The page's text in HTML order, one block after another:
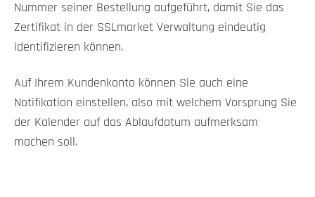
Nummer seiner Bestellung aufgeführt, damit Sie das
Zertifikat in der SSLmarket Verwaltung eindeutig
identifizieren können.
Auf Ihrem Kundenkonto können Sie auch eine
Notifikation einstellen, also mit welchem Vorsprung Sie
der Kalender auf das Ablaufdatum aufmerksam
machen soll.